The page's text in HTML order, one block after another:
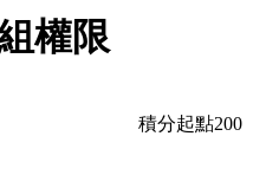
權限
積分起點200